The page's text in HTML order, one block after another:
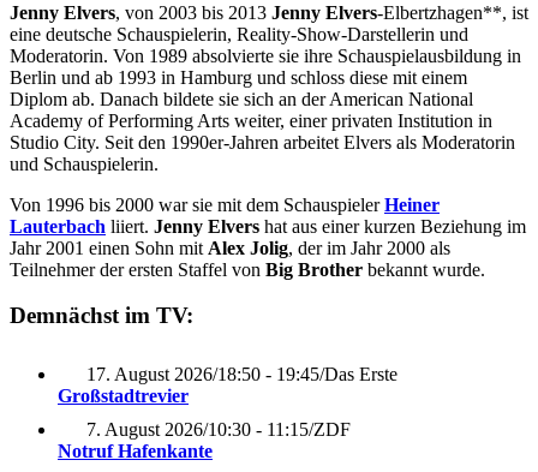
Jenny Elvers, von 2003 bis 2013 Jenny Elvers-Elbertzhagen**, ist
eine deutsche Schauspielerin, Reality-Show-Darstellerin und
Moderatorin. Von 1989 absolvierte sie ihre Schauspielausbildung in
Berlin und ab 1993 in Hamburg und schloss diese mit einem
Diplom ab. Danach bildete sie sich an der American National
Academy of Performing Arts weiter, einer privaten Institution in
Studio City. Seit den 1990er-Jahren arbeitet Elvers als Moderatorin
und Schauspielerin.
Von 1996 bis 2000 war sie mit dem SchauspielerHeiner
Lauterbach liiert. Jenny Elvers hat aus einer kurzen Beziehung im
Jahr 2001 einen Sohn mit Alex Jolig, der im Jahr 2000 als
Teilnehmer der ersten Staffel von Big Brother bekannt wurde.
Demnächst im TV:
17. August 2026/18:50 - 19:45/Das Erste
Großstadtrevier
7. August 2026/10:30 - 11:15/ZDF
Notruf Hafenkante